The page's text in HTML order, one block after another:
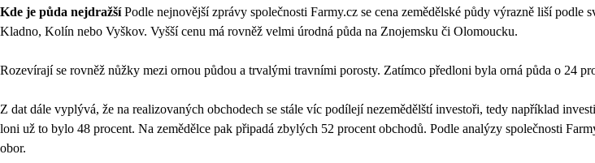
Kde je půda nejdražšíPodle nejnovější zprávy společnosti Farmy.cz se cena zemědělské půdy výrazně liší
Kladno, Kolín nebo Vyškov. Vyšší cenu má rovněž velmi úrodná půda na Znojemsku či Olomoucku.
Rozevírají se rovněž nůžky mezi ornou půdou a trvalými travními porosty. Zatímco předloni byla orná půda o 24
Z dat dále vyplývá, že na realizovaných obchodech se stále víc podílejí nezemědělští investoři, tedy například
loni už to bylo 48 procent. Na zemědělce pak připadá zbylých 52 procent obchodů. Podle analýzy společnosti
obor.